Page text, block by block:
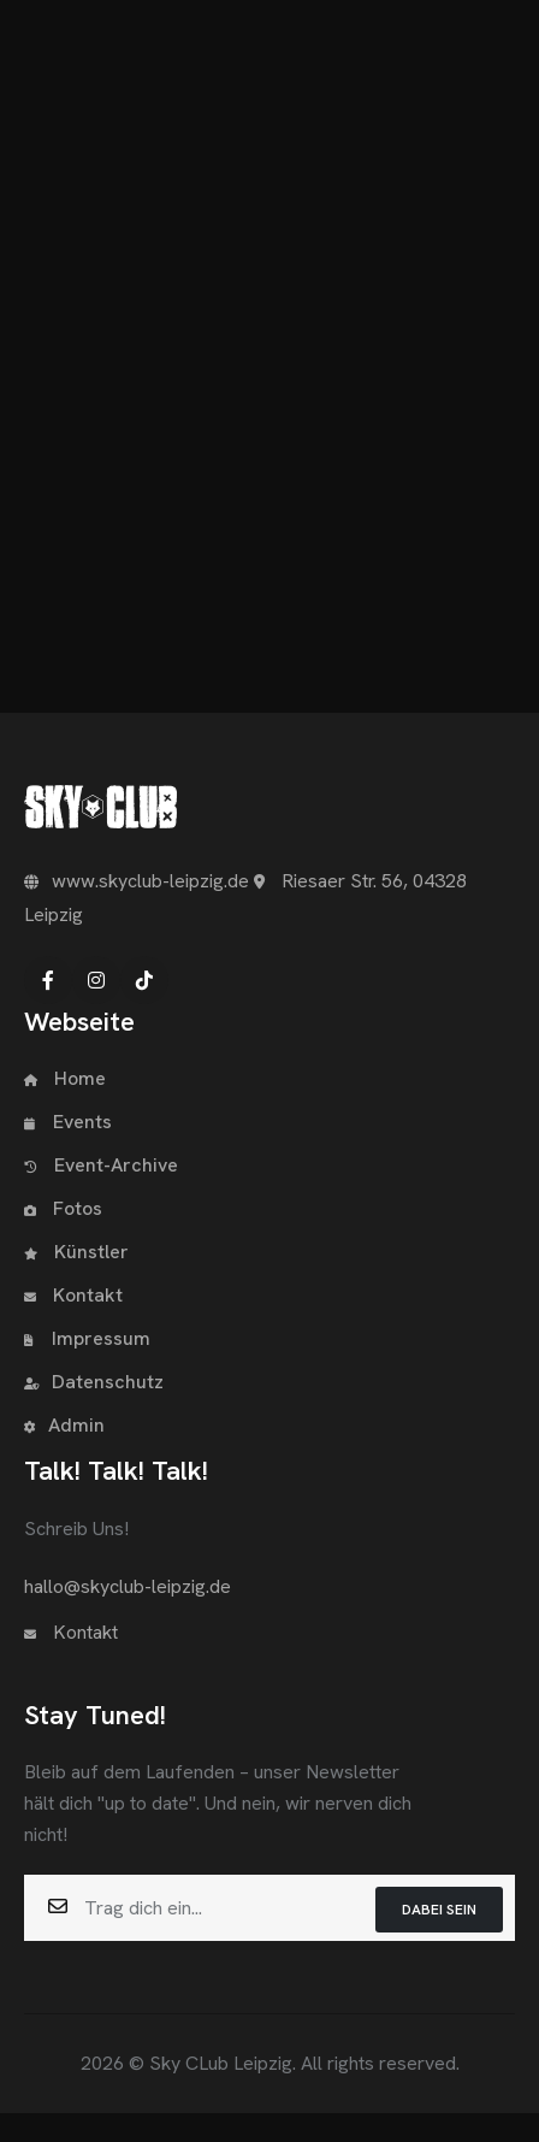
www.skyclub-leipzig.de
Riesaer Str. 56, 04328
Leipzig
Webseite
Home
Events
Event-Archive
Fotos
Künstler
Kontakt
Impressum
Datenschutz
Admin
Talk! Talk! Talk!
Schreib Uns!
hallo@skyclub-leipzig.de
Kontakt
Stay Tuned!
Bleib auf dem Laufenden – unser Newsletter
hält dich "up to date". Und nein, wir nerven dich
nicht!
DABEI SEIN
2026 © Sky CLub Leipzig. All rights reserved.